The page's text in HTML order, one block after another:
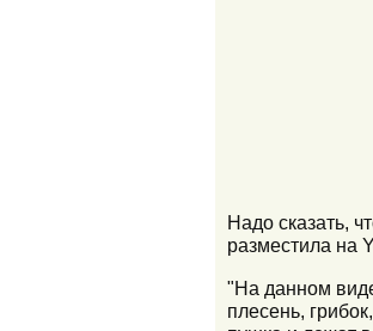
Надо сказать,
разместила на
"На данном
плесень,